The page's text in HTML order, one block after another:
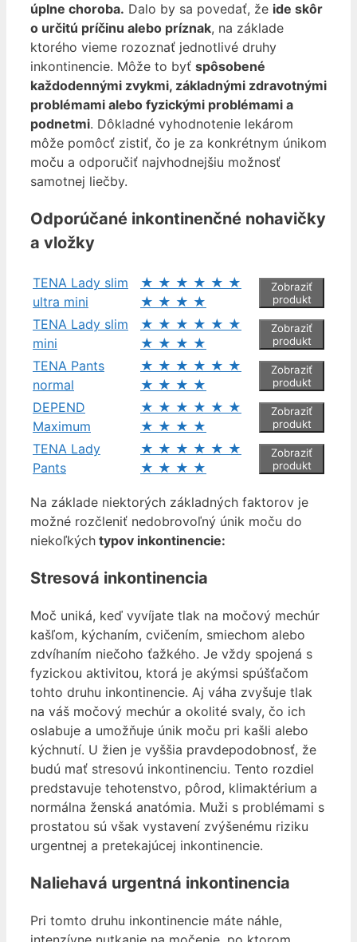
úplne choroba. Dalo by sa povedať, že ide skôr
o určitú príčinu alebo príznak, na základe
ktorého vieme rozoznať jednotlivé druhy
inkontinencie. Môže to byť spôsobené
každodennými zvykmi, základnými zdravotnými
problémami alebo fyzickými problémami a
podnetmi. Dôkladné vyhodnotenie lekárom
môže pomôcť zistiť, čo je za konkrétnym únikom
moču a odporučiť najvhodnejšiu možnosť
samotnej liečby.
Odporúčané inkontinenčné nohavičky
a vložky
TENA Lady slim
ultra mini
★ ★ ★ ★ ★ ★
★ ★ ★ ★
Zobraziť
produkt
TENA Lady slim
mini
★ ★ ★ ★ ★ ★
★ ★ ★ ★
Zobraziť
produkt
TENA Pants
normal
★ ★ ★ ★ ★ ★
★ ★ ★ ★
Zobraziť
produkt
DEPEND
Maximum
★ ★ ★ ★ ★ ★
★ ★ ★ ★
Zobraziť
produkt
TENA Lady
Pants
★ ★ ★ ★ ★ ★
★ ★ ★ ★
Zobraziť
produkt
Na základe niektorých základných faktorov je
možné rozčleniť nedobrovoľný únik moču do
niekoľkých typov inkontinencie:
Stresová inkontinencia
Moč uniká, keď vyvíjate tlak na močový mechúr
kašľom, kýchaním, cvičením, smiechom alebo
zdvíhaním niečoho ťažkého. Je vždy spojená s
fyzickou aktivitou, ktorá je akýmsi spúšťačom
tohto druhu inkontinencie. Aj váha zvyšuje tlak
na váš močový mechúr a okolité svaly, čo ich
oslabuje a umožňuje únik moču pri kašli alebo
kýchnutí. U žien je vyššia pravdepodobnosť, že
budú mať stresovú inkontinenciu. Tento rozdiel
predstavuje tehotenstvo, pôrod, klimaktérium a
normálna ženská anatómia. Muži s problémami s
prostatou sú však vystavení zvýšenému riziku
urgentnej a pretekajúcej inkontinencie.
Naliehavá urgentná inkontinencia
Pri tomto druhu inkontinencie máte náhle,